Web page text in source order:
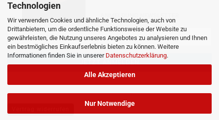
Technologien
Wir verwenden Cookies und ähnliche Technologien, auch von
Drittanbietern, um die ordentliche Funktionsweise der Website zu
gewährleisten, die Nutzung unseres Angebotes zu analysieren und Ihnen
ein bestmögliches Einkaufserlebnis bieten zu können. Weitere
Informationen finden Sie in unserer Datenschutzerklärung.
Alle Akzeptieren
Nur Notwendige